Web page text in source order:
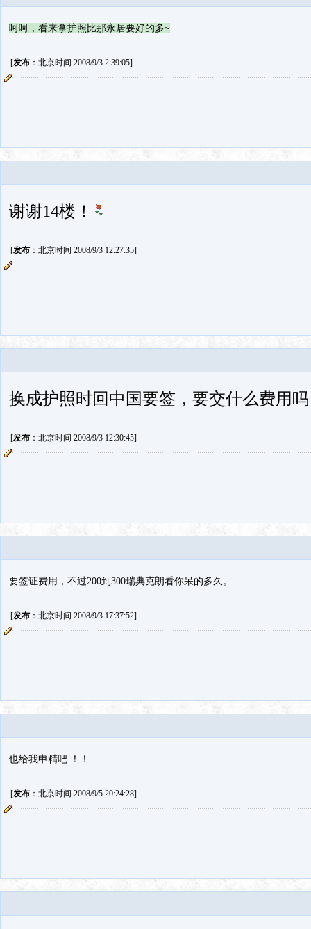
呵呵，看来拿护照比那永居要好的多~
[发布：北京时间 2008/9/3 2:39:05]
谢谢14楼！
[发布：北京时间 2008/9/3 12:27:35]
换成护照时回中国要签，要交什么费用
[发布：北京时间 2008/9/3 12:30:45]
要签证费用，不过200到300瑞典克朗看你呆的多久。
[发布：北京时间 2008/9/3 17:37:52]
也给我申精吧 ！！
[发布：北京时间 2008/9/5 20:24:28]